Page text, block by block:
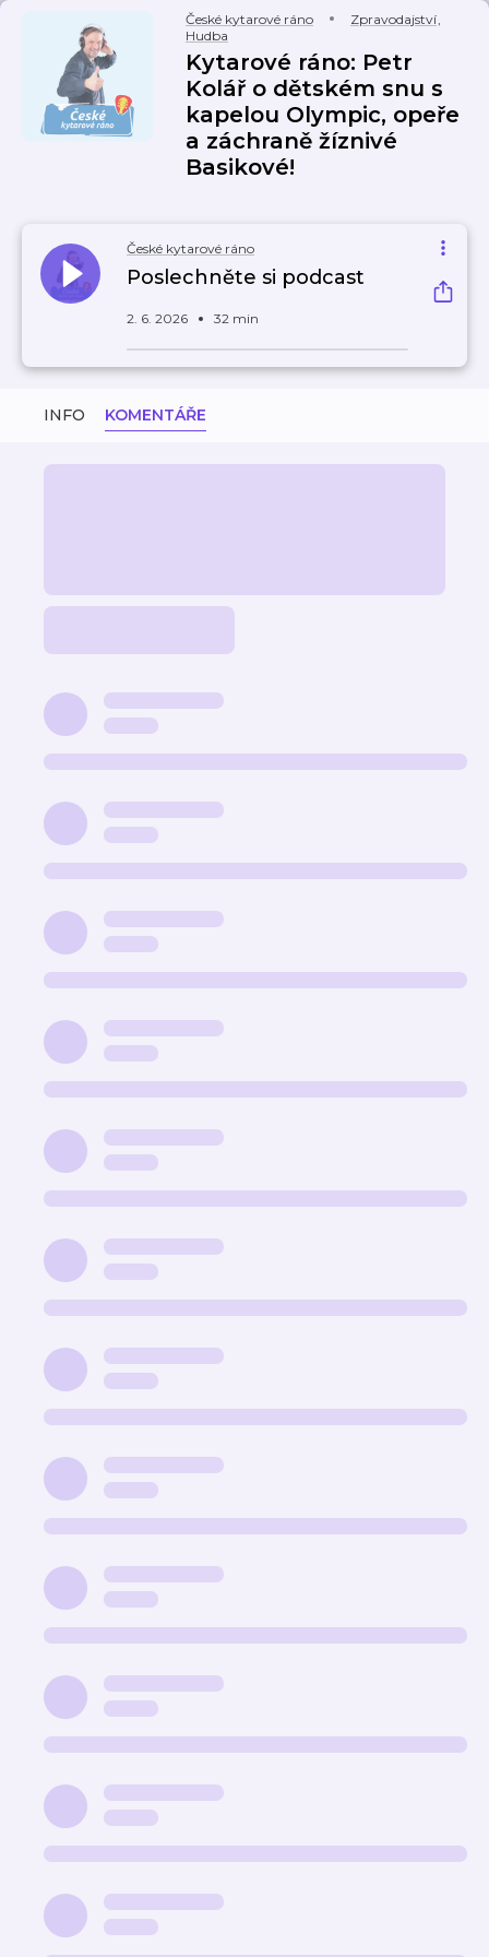
České kytarové ráno Zpravodajství,
Hudba
Kytarové ráno: Petr
Kolář o dětském snu s
kapelou Olympic, opeře
a záchraně žíznivé
Basikové!
České kytarové ráno
Poslechněte si podcast
2. 6. 2026 32 min
INFO KOMENTÁŘE